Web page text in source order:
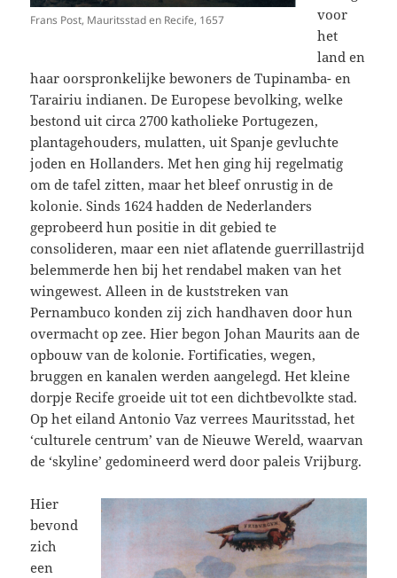
Frans Post, Mauritsstad en Recife, 1657
voor
het
land en
haar oorspronkelijke bewoners de Tupinamba- en
Tarairiu indianen. De Europese bevolking, welke
bestond uit circa 2700 katholieke Portugezen,
plantagehouders, mulatten, uit Spanje gevluchte
joden en Hollanders. Met hen ging hij regelmatig
om de tafel zitten, maar het bleef onrustig in de
kolonie. Sinds 1624 hadden de Nederlanders
geprobeerd hun positie in dit gebied te
consolideren, maar een niet aflatende guerrillastrijd
belemmerde hen bij het rendabel maken van het
wingewest. Alleen in de kuststreken van
Pernambuco konden zij zich handhaven door hun
overmacht op zee. Hier begon Johan Maurits aan de
opbouw van de kolonie. Fortificaties, wegen,
bruggen en kanalen werden aangelegd. Het kleine
dorpje Recife groeide uit tot een dichtbevolkte stad.
Op het eiland Antonio Vaz verrees Mauritsstad, het
‘culturele centrum’ van de Nieuwe Wereld, waarvan
de ‘skyline’ gedomineerd werd door paleis Vrijburg.
Hier
bevond
zich
een